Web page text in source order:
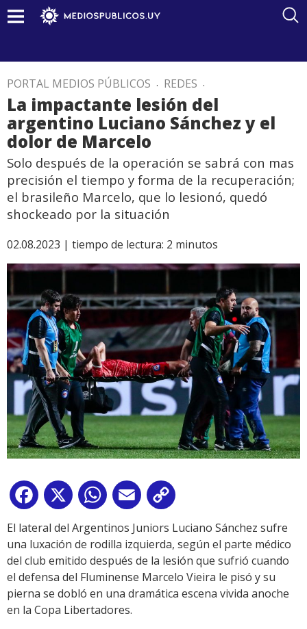
PORTAL MEDIOS PÚBLICOS . REDES .
La impactante lesión del
argentino Luciano Sánchez y el
dolor de Marcelo
Solo después de la operación se sabrá con mas
precisión el tiempo y forma de la recuperación;
el brasileño Marcelo, que lo lesionó, quedó
shockeado por la situación
02.08.2023 | tiempo de lectura: 2 minutos
Facebook
X WhatsApp
Email
Link
El lateral del Argentinos Juniors Luciano Sánchez sufre
una luxación de rodilla izquierda, según el parte médico
del club emitido después de la lesión que sufrió cuando
el defensa del Fluminense Marcelo Vieira le pisó y su
pierna se dobló en una dramática escena vivida anoche
en la Copa Libertadores.